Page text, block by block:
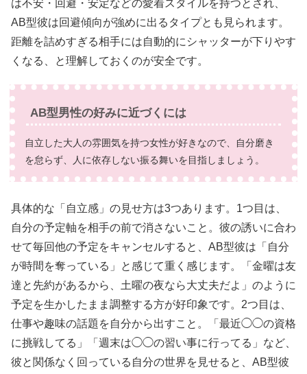
は不安・回避・安定などの愛着スタイルを持つとされ、
AB型彼は回避傾向が強めに出るタイプとも見られます。
距離を詰めすぎる相手には自動的にシャッターが下りやす
くなる、と理解しておくのが安全です。
AB型男性の好みに近づくには
自立した大人の雰囲気を持つ女性が好きなので、自分磨き
を怠らず、人に依存しない振る舞いを目指しましょう。
具体的な「自立感」の見せ方は3つあります。1つ目は、
自分の予定軸を相手の前で消さないこと。彼の誘いに合わ
せて毎回他の予定をキャンセルすると、AB型彼は「自分
が時間を奪っている」と感じて重く感じます。「金曜は友
達と先約があるから、土曜の夜なら大丈夫だよ」のように
予定を生かしたまま調整する方が好印象です。2つ目は、
仕事や趣味の話題を自分から出すこと。「最近◯◯の資格
に挑戦してる」「週末は◯◯の習い事に行ってる」など、
彼と関係なく回っている自分の世界を見せると、AB型彼